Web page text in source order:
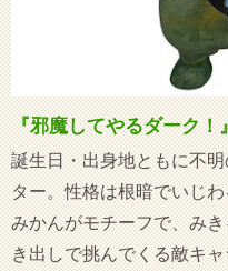
『邪魔してやるダーク！』
誕生日・出身地ともに不
ター。性格は根暗でいじ
みかんがモチーフで、み
き出しで挑んでくる敵キ